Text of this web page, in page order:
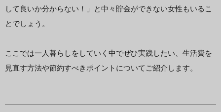
して良いか分からない！」と中々貯金ができない女性もいるこ
とでしょう。
ここでは一人暮らしをしていく中でぜひ実践したい、生活費を
見直す方法や節約すべきポイントについてご紹介します。